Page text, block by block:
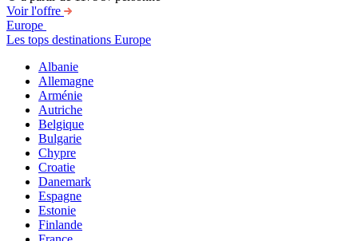
Voir l'offre
Europe
Les tops destinations Europe
Albanie
Allemagne
Arménie
Autriche
Belgique
Bulgarie
Chypre
Croatie
Danemark
Espagne
Estonie
Finlande